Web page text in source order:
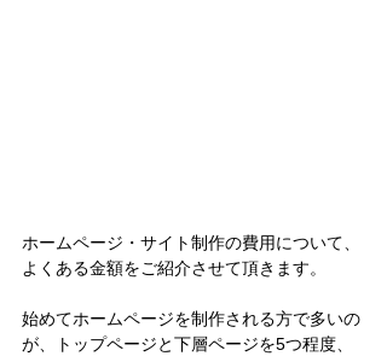
ホームページ・サイト制作の費用について、
よくある金額をご紹介させて頂きます。
始めてホームページを制作される方で多いの
が、トップページと下層ページを5つ程度、